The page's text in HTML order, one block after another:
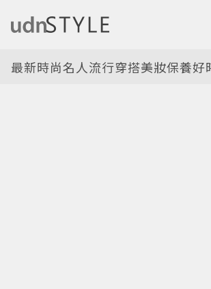
最新時尚名人流行穿搭美妝保養好